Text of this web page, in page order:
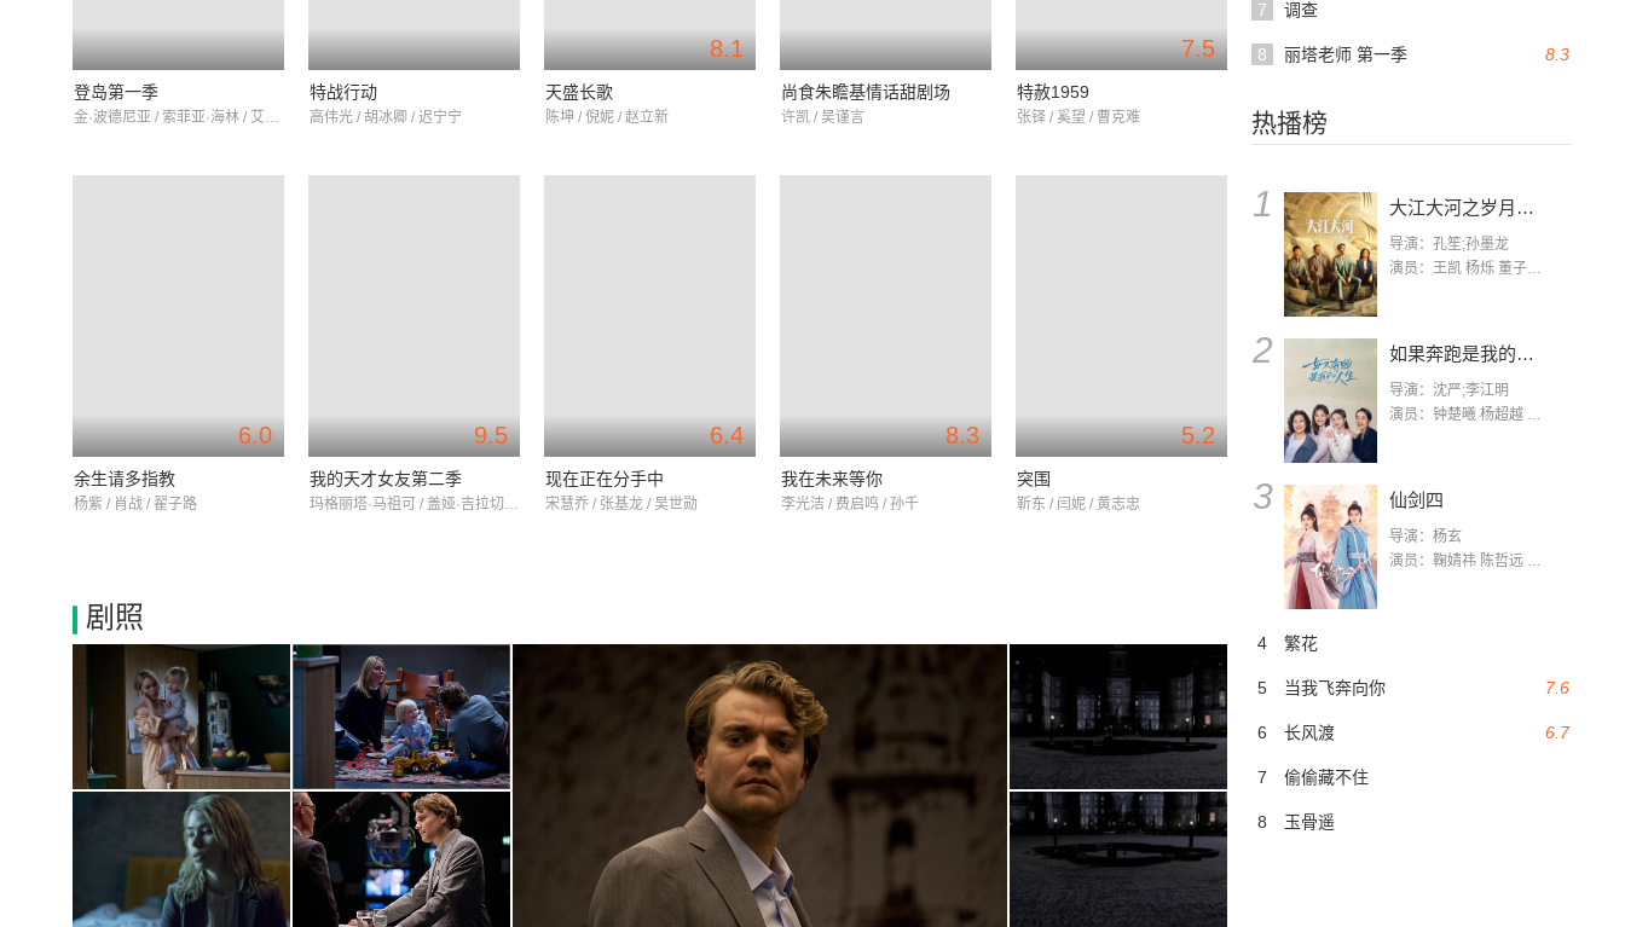
7 调查
8.3
8 丽塔老师 第一季
热播榜
1 大江大河之岁月如歌
导演：孔笙;孙墨龙
演员：王凯 杨烁 董子健 杨采钰 张佳宁 练练 林栋甫 房子斌
2 如果奔跑是我的人生
导演：沈严;李江明
演员：钟楚曦 杨超越 许娣 陈小艺 侯雯元 宋洋 王宥钧 李添诺
3 仙剑四
导演：杨玄
演员：鞠婧祎 陈哲远 茅子俊 毛晓慧 王媛可 张志浩 林枫松 张帆（演员）
4 繁花
7.6
5 当我飞奔向你
6.7
6 长风渡
7 偷偷藏不住
8 玉骨遥
登岛第一季
金·波德尼亚 / 索菲亚·海林 / 艾伦·希灵索
特战行动
高伟光 / 胡冰卿 / 迟宁宁
8.1
天盛长歌
陈坤 / 倪妮 / 赵立新
尚食朱瞻基情话甜剧场
许凯 / 吴谨言
7.5
特赦1959
张铎 / 奚望 / 曹克难
6.0
余生请多指教
杨紫 / 肖战 / 翟子路
9.5
我的天才女友第二季
玛格丽塔·马祖可 / 盖娅·吉拉切 / 阿尔芭·罗尔瓦赫尔
6.4
现在正在分手中
宋慧乔 / 张基龙 / 吴世勋
8.3
我在未来等你
李光洁 / 费启鸣 / 孙千
5.2
突围
靳东 / 闫妮 / 黄志忠
剧照